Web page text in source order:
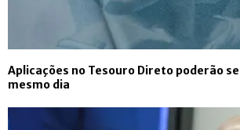
Aplicações no Tesouro Direto poderão
mesmo dia